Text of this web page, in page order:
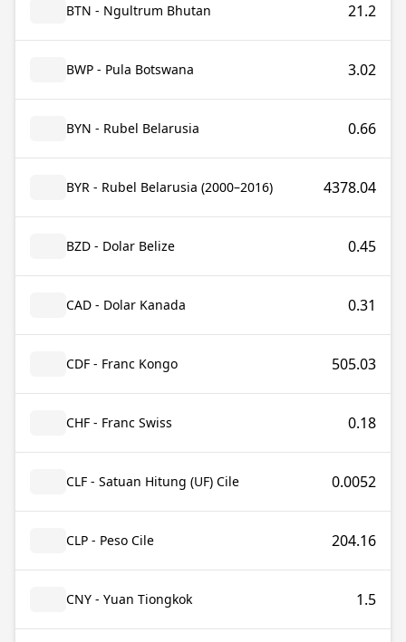
BTN - Ngultrum Bhutan 21.2
BWP - Pula Botswana 3.02
BYN - Rubel Belarusia 0.66
BYR - Rubel Belarusia (2000–2016) 4378.04
BZD - Dolar Belize 0.45
CAD - Dolar Kanada 0.31
CDF - Franc Kongo 505.03
CHF - Franc Swiss 0.18
CLF - Satuan Hitung (UF) Cile 0.0052
CLP - Peso Cile 204.16
CNY - Yuan Tiongkok 1.5